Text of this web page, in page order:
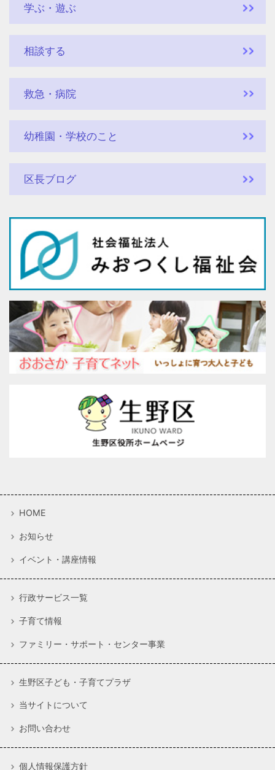
学ぶ・遊ぶ
相談する
救急・病院
幼稚園・学校のこと
区長ブログ
HOME
お知らせ
イベント・講座情報
行政サービス一覧
子育て情報
ファミリー・サポート・センター事業
生野区子ども・子育てプラザ
当サイトについて
お問い合わせ
個人情報保護方針